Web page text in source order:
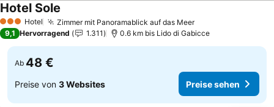
3 SterneHotel Zimmer mit Panoramablick auf das MeerPreise sehen
Hotel Sole
9,1 Hervorragend 1.311 0.6 km bis Lido di Gabicce
Ab 48 €
Preise von 3 Websites Preise sehen